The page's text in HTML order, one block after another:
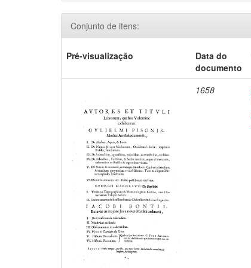
Conjunto de itens:
Pré-visualização
Data do
documento
1658